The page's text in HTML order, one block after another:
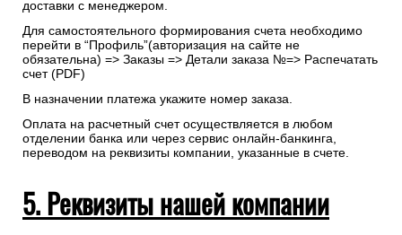
доставки с менеджером.
Для самостоятельного формирования счета необходимо
перейти в “Профиль”(авторизация на сайте не
обязательна) => Заказы => Детали заказа №=> Распечатать
счет (PDF)
В назначении платежа укажите номер заказа.
Оплата на расчетный счет осуществляется в любом
отделении банка или через сервис онлайн-банкинга,
переводом на реквизиты компании, указанные в счете.
5. Реквизиты нашей компании